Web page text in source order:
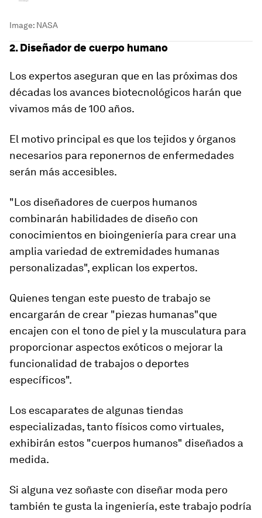
Image: NASA
2. Diseñador de cuerpo humano
Los expertos aseguran que en las próximas dos
décadas los avances biotecnológicos harán que
vivamos más de 100 años.
El motivo principal es que los tejidos y órganos
necesarios para reponernos de enfermedades
serán más accesibles.
"Los diseñadores de cuerpos humanos
combinarán habilidades de diseño con
conocimientos en bioingeniería para crear una
amplia variedad de extremidades humanas
personalizadas", explican los expertos.
Quienes tengan este puesto de trabajo se
encargarán de crear "piezas humanas"que
encajen con el tono de piel y la musculatura para
proporcionar aspectos exóticos o mejorar la
funcionalidad de trabajos o deportes
específicos".
Los escaparates de algunas tiendas
especializadas, tanto físicos como virtuales,
exhibirán estos "cuerpos humanos" diseñados a
medida.
Si alguna vez soñaste con diseñar moda pero
también te gusta la ingeniería, este trabajo podría